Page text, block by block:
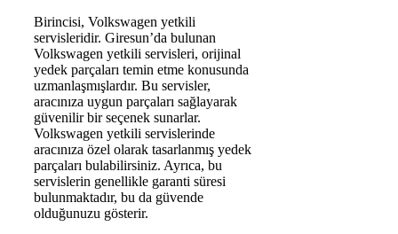
Birincisi, Volkswagen yetkili
servisleridir. Giresun’da bulunan
Volkswagen yetkili servisleri, orijinal
yedek parçaları temin etme konusunda
uzmanlaşmışlardır. Bu servisler,
aracınıza uygun parçaları sağlayarak
güvenilir bir seçenek sunarlar.
Volkswagen yetkili servislerinde
aracınıza özel olarak tasarlanmış yedek
parçaları bulabilirsiniz. Ayrıca, bu
servislerin genellikle garanti süresi
bulunmaktadır, bu da güvende
olduğunuzu gösterir.